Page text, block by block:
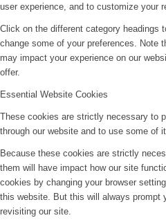
user experience, and to customize your
Click on the different category headings
change some of your preferences. Note
may impact your experience on our
offer.
Essential Website Cookies
These cookies are strictly necessary to
through our website and to use some of
Because these cookies are strictly
them will have impact how our site
cookies by changing your browser
this website. But this will always prompt
revisiting our site.